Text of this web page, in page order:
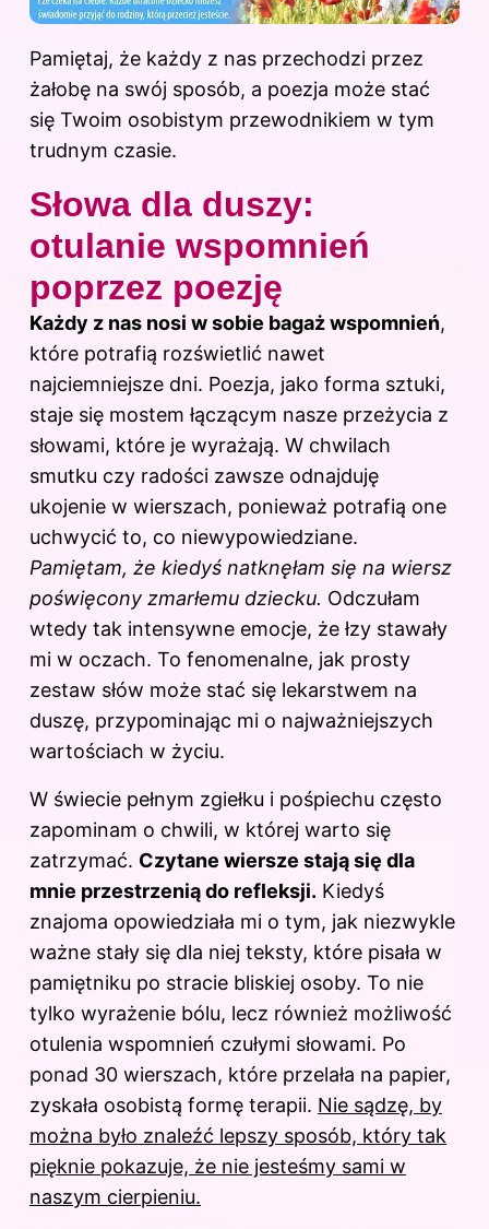
Pamiętaj, że każdy z nas przechodzi przez
żałobę na swój sposób, a poezja może stać
się Twoim osobistym przewodnikiem w tym
trudnym czasie.
Słowa dla duszy:
otulanie wspomnień
poprzez poezję
Każdy z nas nosi w sobie bagaż wspomnień,
które potrafią rozświetlić nawet
najciemniejsze dni. Poezja, jako forma sztuki,
staje się mostem łączącym nasze przeżycia z
słowami, które je wyrażają. W chwilach
smutku czy radości zawsze odnajduję
ukojenie w wierszach, ponieważ potrafią one
uchwycić to, co niewypowiedziane.
Pamiętam, że kiedyś natknęłam się na wiersz
poświęcony zmarłemu dziecku. Odczułam
wtedy tak intensywne emocje, że łzy stawały
mi w oczach. To fenomenalne, jak prosty
zestaw słów może stać się lekarstwem na
duszę, przypominając mi o najważniejszych
wartościach w życiu.
W świecie pełnym zgiełku i pośpiechu często
zapominam o chwili, w której warto się
zatrzymać. Czytane wiersze stają się dla
mnie przestrzenią do refleksji. Kiedyś
znajoma opowiedziała mi o tym, jak niezwykle
ważne stały się dla niej teksty, które pisała w
pamiętniku po stracie bliskiej osoby. To nie
tylko wyrażenie bólu, lecz również możliwość
otulenia wspomnień czułymi słowami. Po
ponad 30 wierszach, które przelała na papier,
zyskała osobistą formę terapii. Nie sądzę, by
można było znaleźć lepszy sposób, który tak
pięknie pokazuje, że nie jesteśmy sami w
naszym cierpieniu.